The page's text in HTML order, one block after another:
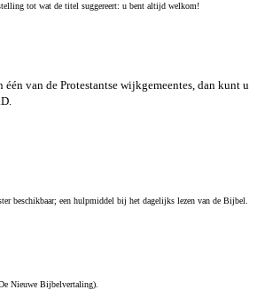
tot wat de titel suggereert: u bent altijd welkom!
van de Protestantse wijkgemeentes, dan kunt u
beschikbaar; een hulpmiddel bij het dagelijks lezen van de Bijbel.
Nieuwe Bijbelvertaling).